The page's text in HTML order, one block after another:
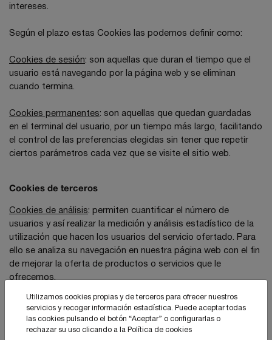
intereses.
Según el plazo estas Cookies las podemos definir como:
Cookies de sesión: son aquellas que duran el tiempo que el
usuario está navegando por la página web y se eliminan
cuando termina.
Cookies permanentes: son aquellas que quedan guardadas
en el terminal del usuario, por un tiempo más largo, facilitando
el control de las preferencias elegidas sin tener que repetir
ciertos parámetros cada vez que se visite el sitio web.
Cookies de terceros
Cookies de análisis: permiten cuantificar el número de
usuarios y así realizar la medición y análisis estadístico de la
utilización que hacen los usuarios del servicio ofertado. Para
ello se analiza su navegación en nuestra página web con el fin
de mejorar la oferta de productos o servicios que le
ofrecemos.
Conoce a los terceros:
Google analytics
Cookies usadas por complementos de proveedores externos
Utilizamos cookies propias y de terceros para ofrecer nuestros
servicios y recoger información estadística. Puede aceptar todas
las cookies pulsando el botón “Aceptar” o configurarlas o
rechazar su uso clicando a la Política de cookies